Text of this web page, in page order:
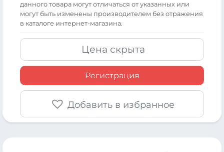
данного товара могут отличаться от указанных или
могут быть изменены производителем без отражения
в каталоге интернет-магазина.
Цена скрыта
Регистрация
Добавить в избранное